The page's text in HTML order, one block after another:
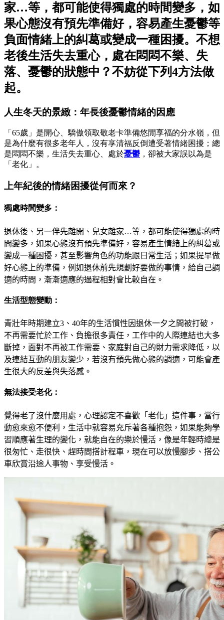
家…等，都可能使得獨處的時間變多，如
果心態沒有預先準備好，容易產生憂鬱等
負面情緒上的糾葛或變成一種困擾。不想
老後生活失去重心，處在悶悶不樂、失
落、憂鬱的狀態中？不妨從下列4方法做
起。
人生冬天的景緻：年長後憂鬱情緒的因應
「65歲」是開心、驕傲領取敬老卡準備悠閒享福的分水嶺，但
是為什麼有很多老年人，沒有享清福反倒遭受著情緒困擾；總
是悶悶不樂，生活失去重心、處於憂鬱 ，卻被大家誤以為是
「老化」。
上年紀後的情緒困擾從何而來？
獨處時間變多：
退休後、另一伴先離開、兒女離家…等，都可能使得獨處的時
間變多，如果心態沒有預先準備好，容易產生情緒上的糾葛或
變成一種困擾，甚至影響角色的功能跟日常生活；如果提早做
好心態上的準備，例如退休前先規劃好要做的事情，給自己調
適的時間，漸漸適應的過程相對會比較自在。
生活型態變動：
青壯年時期建立3、40年的生活慣性因退休一夕之間被打破，
不再需要忙於工作、負擔很多責任，工作中的人際連結也大多
斷掉，面對不再被工作需要、家庭對自己的財力需求降低，以
及連結互動的朋友變少，若沒有預先做心態的調適，可能會產
生很大的反差與失落感。
無法接受老化：
覺得老了沒什麼用處，心理認定不喜歡「老化」這件事，當行
動愈來愈不便利，生活中就容易充斥著各種抱怨，如果能夠學
習順應著生理的變化，就能自在的樂於慢活，像是年輕時總是
很匆忙、走很快、趕時間搭計程車，現在可以放慢腳步、搭公
車欣賞沿途人事物、享受慢活。